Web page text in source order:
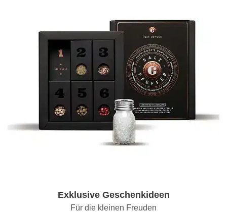
Exklusive Geschenkideen
Für die kleinen Freuden